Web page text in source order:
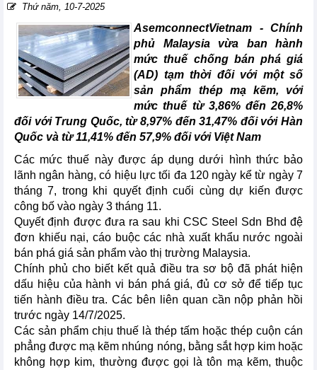
Thứ năm, 10-7-2025
AsemconnectVietnam - Chính
phủ Malaysia vừa ban hành
mức thuế chống bán phá giá
(AD) tạm thời đối với một số
sản phẩm thép mạ kẽm, với
mức thuế từ 3,86% đến 26,8%
đối với Trung Quốc, từ 8,97% đến 31,47% đối với Hàn
Quốc và từ 11,41% đến 57,9% đối với Việt Nam
Các mức thuế này được áp dụng dưới hình thức bảo
lãnh ngân hàng, có hiệu lực tối đa 120 ngày kể từ ngày 7
tháng 7, trong khi quyết định cuối cùng dự kiến được
công bố vào ngày 3 tháng 11.
Quyết định được đưa ra sau khi CSC Steel Sdn Bhd đệ
đơn khiếu nại, cáo buộc các nhà xuất khẩu nước ngoài
bán phá giá sản phẩm vào thị trường Malaysia.
Chính phủ cho biết kết quả điều tra sơ bộ đã phát hiện
dấu hiệu của hành vi bán phá giá, đủ cơ sở để tiếp tục
tiến hành điều tra. Các bên liên quan cần nộp phản hồi
trước ngày 14/7/2025.
Các sản phẩm chịu thuế là thép tấm hoặc thép cuộn cán
phẳng được mạ kẽm nhúng nóng, bằng sắt hợp kim hoặc
không hợp kim, thường được gọi là tôn mạ kẽm, thuộc